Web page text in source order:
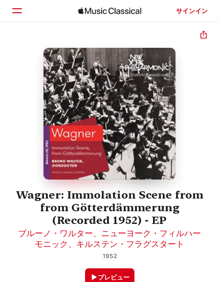
サインイン
ホーム
見つける
検索
Wagner: Immolation Scene from
from Götterdämmerung
(Recorded 1952) - EP
ブルーノ・ワルター、 ニューヨーク・フィルハー
モニック 、 キルステン・フラグスタート
1952
プレビュー